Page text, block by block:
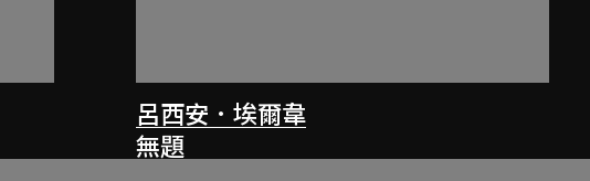
呂西安．埃爾韋
無題